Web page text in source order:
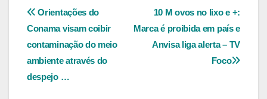
Navegação
de
Post
10 M ovos no lixo e +:
Marca é proibida em país e
Anvisa liga alerta – TV
Foco
Orientações do
Conama visam coibir
contaminação do meio
ambiente através do
despejo …